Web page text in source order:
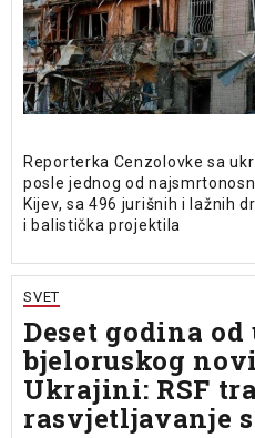
Reporterka Cenzolovke sa
posle jednog od
Kijev, sa 496 jurišnih i lažnih
i balistička projektila
SVET
Deset godina
bjeloruskog
Ukrajini: RSF
rasvjetljavanje